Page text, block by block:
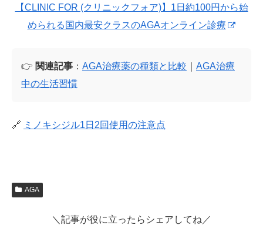
【CLINIC FOR (クリニックフォア)】1日約100円から始
められる国内最安クラスのAGAオンライン診療
👉 関連記事 ： AGA治療薬の種類と比較
AGA治療
中の生活習慣
🔗 ミノキシジル1日2回使用の注意点
AGA
＼記事が役に立ったらシェアしてね／